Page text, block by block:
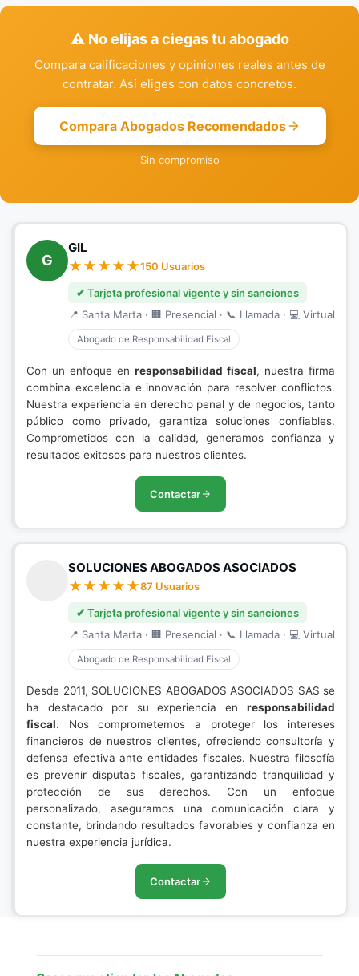
⚠️ No elijas a ciegas tu abogado
Compara calificaciones y opiniones reales antes de
contratar. Así eliges con datos concretos.
Compara Abogados Recomendados
Sin compromiso
G
GIL
150 Usuarios
✔ Tarjeta profesional vigente y sin sanciones
📍 Santa Marta · 🏢 Presencial · 📞 Llamada · 💻 Virtual
Abogado de Responsabilidad Fiscal
Con un enfoque en responsabilidad fiscal, nuestra firma
combina excelencia e innovación para resolver conflictos.
Nuestra experiencia en derecho penal y de negocios, tanto
público como privado, garantiza soluciones confiables.
Comprometidos con la calidad, generamos confianza y
resultados exitosos para nuestros clientes.
Contactar
SOLUCIONES ABOGADOS ASOCIADOS
87 Usuarios
✔ Tarjeta profesional vigente y sin sanciones
📍 Santa Marta · 🏢 Presencial · 📞 Llamada · 💻 Virtual
Abogado de Responsabilidad Fiscal
Desde 2011, SOLUCIONES ABOGADOS ASOCIADOS SAS se
ha destacado por su experiencia en responsabilidad
fiscal. Nos comprometemos a proteger los intereses
financieros de nuestros clientes, ofreciendo consultoría y
defensa efectiva ante entidades fiscales. Nuestra filosofía
es prevenir disputas fiscales, garantizando tranquilidad y
protección de sus derechos. Con un enfoque
personalizado, aseguramos una comunicación clara y
constante, brindando resultados favorables y confianza en
nuestra experiencia jurídica.
Contactar